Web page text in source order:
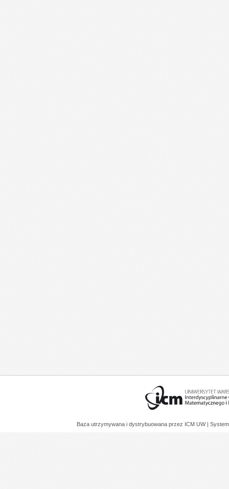
Baza utrzymywana i dystrybuowana przez ICM UW |